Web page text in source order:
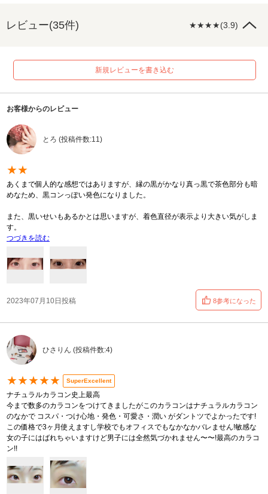
レビュー(35件) ★★★★(3.9)
新規レビューを書き込む
お客様からのレビュー
とろ (投稿件数:11)
★★
あくまで個人的な感想ではありますが、縁の黒がかなり真っ黒で茶色部分も暗
めなため、黒コンっぽい発色になりました。
また、黒いせいもあるかとは思いますが、着色直径が表示より大きい気がしま
す。
つづきを読む
2023年07月10日投稿 8参考になった
ひさりん (投稿件数:4)
★★★★★ SuperExcellent
ナチュラルカラコン史上最高
今まで数多のカラコンをつけてきましたがこのカラコンはナチュラルカラコン
のなかで コスパ・つけ心地・発色・可愛さ・潤い がダントツでよかったです!
この価格で3ヶ月使えますし学校でもオフィスでもなかなかバレません!敏感な
女の子にはばれちゃいますけど男子には全然気づかれません〜〜!最高のカラコ
ン!!